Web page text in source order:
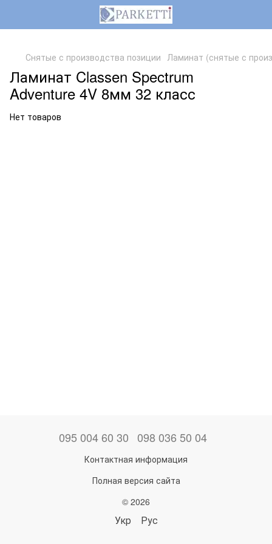
Снятые с производства позиции Ламинат (снятые с
Ламинат Classen Spectrum
Adventure 4V 8мм 32 класс
Нет товаров
095 004 60 30 098 036 50 04
Контактная информация
Полная версия сайта
© 2026
Укр Рус